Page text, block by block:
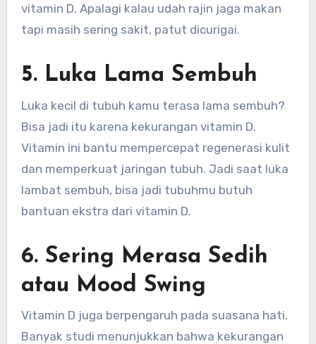
vitamin D. Apalagi kalau udah rajin jaga makan
tapi masih sering sakit, patut dicurigai.
5. Luka Lama Sembuh
Luka kecil di tubuh kamu terasa lama sembuh?
Bisa jadi itu karena kekurangan vitamin D.
Vitamin ini bantu mempercepat regenerasi kulit
dan memperkuat jaringan tubuh. Jadi saat luka
lambat sembuh, bisa jadi tubuhmu butuh
bantuan ekstra dari vitamin D.
6. Sering Merasa Sedih
atau Mood Swing
Vitamin D juga berpengaruh pada suasana hati.
Banyak studi menunjukkan bahwa kekurangan